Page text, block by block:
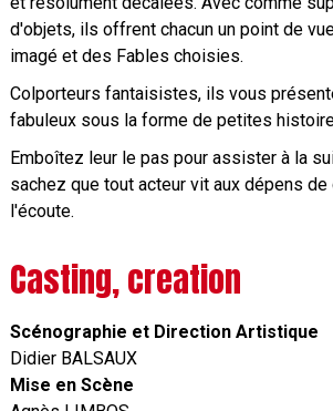
d'objets, ils offrent chacun un point de
imagé et des Fables choisies.
Colporteurs fantaisistes, ils vous
fabuleux sous la forme de petites
Emboîtez leur le pas pour assister à la
sachez que tout acteur vit aux dépens de
l'écoute.
Casting, creation
Scénographie et Direction Artistique
Didier BALSAUX
Mise en Scène